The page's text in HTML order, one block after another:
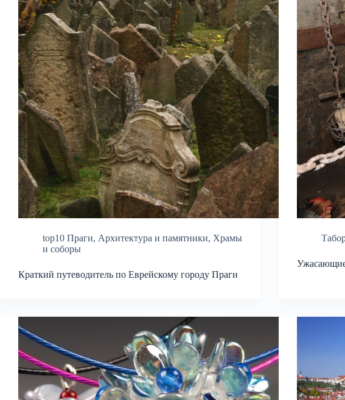
top10 Праги, Архитектура и памятники, Храмы
и соборы
Краткий путеводитель по Еврейскому городу Праги